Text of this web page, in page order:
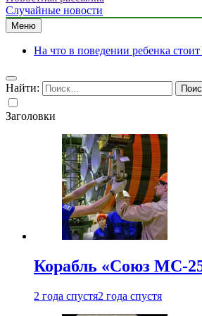
Случайные новости
Меню
На что в поведении ребенка
Найти:
Заголовки
Корабль «Союз МС-
2 года спустя2 года спустя